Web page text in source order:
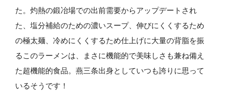
た。灼熱の鍛冶場での出前需要からアップデートされ
た、塩分補給のための濃いスープ、伸びにくくするため
の極太麺、冷めにくくするため仕上げに大量の背脂を振
るこのラーメンは、まさに機能的で美味しさも兼ね備え
た超機能的食品。燕三条出身としていつも誇りに思って
いるそうです！